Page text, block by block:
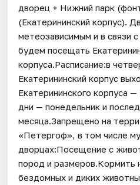
дворец + Нижний парк
(Екатерининский корпус).
метеозависимым и в связи
будем посещать
корпуса.Расписание:в
Екатерининский корпус
Екатерининского корпуса
дни — понедельник и
месяца.Запрещено на
«Петергоф», в том числе
дворцах:Посещение с
пород и размеров.Кормить
бездомных и диких